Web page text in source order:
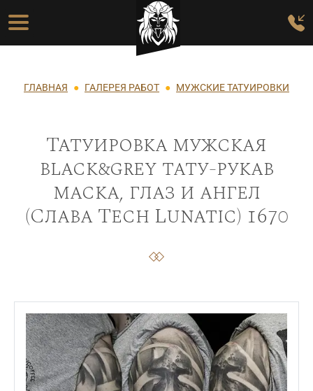
Перейти к основному содержанию
Основная навигация
Строка навигации
ГЛАВНАЯ ГАЛЕРЕЯ РАБОТ МУЖСКИЕ ТАТУИРОВКИ
Татуировка мужская
black&grey тату-рукав
маска, глаз и ангел
(Слава Tech Lunatic) 1670